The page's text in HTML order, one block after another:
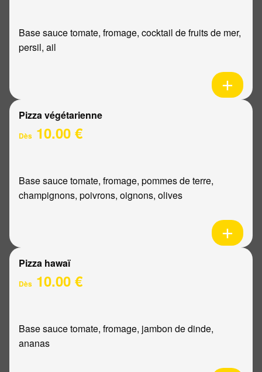
Base sauce tomate, fromage, cocktail de fruits de mer,
persil, ail
Pizza végétarienne
Dès 10.00 €
Base sauce tomate, fromage, pommes de terre,
champignons, poivrons, oignons, olives
Pizza hawaï
Dès 10.00 €
Base sauce tomate, fromage, jambon de dinde,
ananas